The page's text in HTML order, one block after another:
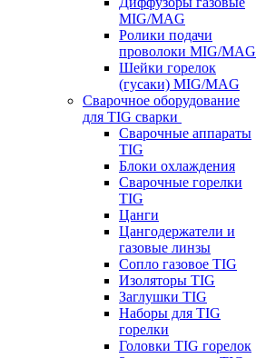
MIG/MAG
Ролики подачи
проволоки MIG/MAG
Шейки горелок
(гусаки) MIG/MAG
Сварочное оборудование
для TIG сварки
Сварочные аппараты
TIG
Блоки охлаждения
Сварочные горелки
TIG
Цанги
Цангодержатели и
газовые линзы
Сопло газовое TIG
Изоляторы TIG
Заглушки TIG
Наборы для TIG
горелки
Головки TIG горелок